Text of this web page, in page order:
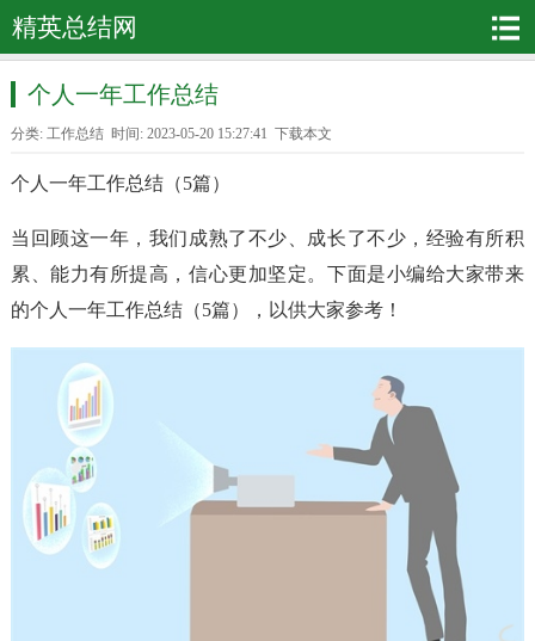
精英总结网
个人一年工作总结
分类: 工作总结时间: 2023-05-20 15:27:41 下载本文
个人一年工作总结（5篇）
当回顾这一年，我们成熟了不少、成长了不少，经验有所积
累、能力有所提高，信心更加坚定。下面是小编给大家带来
的个人一年工作总结（5篇），以供大家参考！